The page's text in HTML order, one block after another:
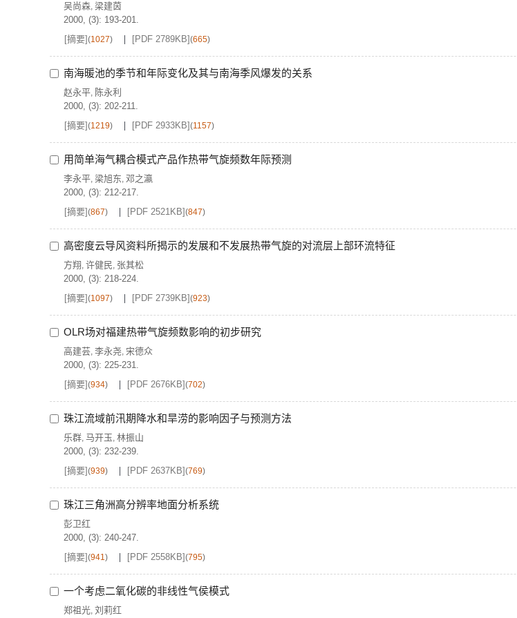
吴尚森, 梁建茵
2000, (3): 193-201.
[摘要](1027) [PDF 2789KB](665)
南海暖池的季节和年际变化及其与南海季风爆发的关系
赵永平, 陈永利
2000, (3): 202-211.
[摘要](1219) [PDF 2933KB](1157)
用简单海气耦合模式产品作热带气旋频数年际预测
李永平, 梁旭东, 邓之瀛
2000, (3): 212-217.
[摘要](867) [PDF 2521KB](847)
高密度云导风资料所揭示的发展和不发展热带气旋的对流层上部环流特征
方翔, 许健民, 张其松
2000, (3): 218-224.
[摘要](1097) [PDF 2739KB](923)
OLR场对福建热带气旋频数影响的初步研究
高建芸, 李永尧, 宋德众
2000, (3): 225-231.
[摘要](934) [PDF 2676KB](702)
珠江流域前汛期降水和旱涝的影响因子与预测方法
乐群, 马开玉, 林振山
2000, (3): 232-239.
[摘要](939) [PDF 2637KB](769)
珠江三角洲高分辨率地面分析系统
彭卫红
2000, (3): 240-247.
[摘要](941) [PDF 2558KB](795)
一个考虑二氧化碳的非线性气侯模式
郑祖光, 刘莉红